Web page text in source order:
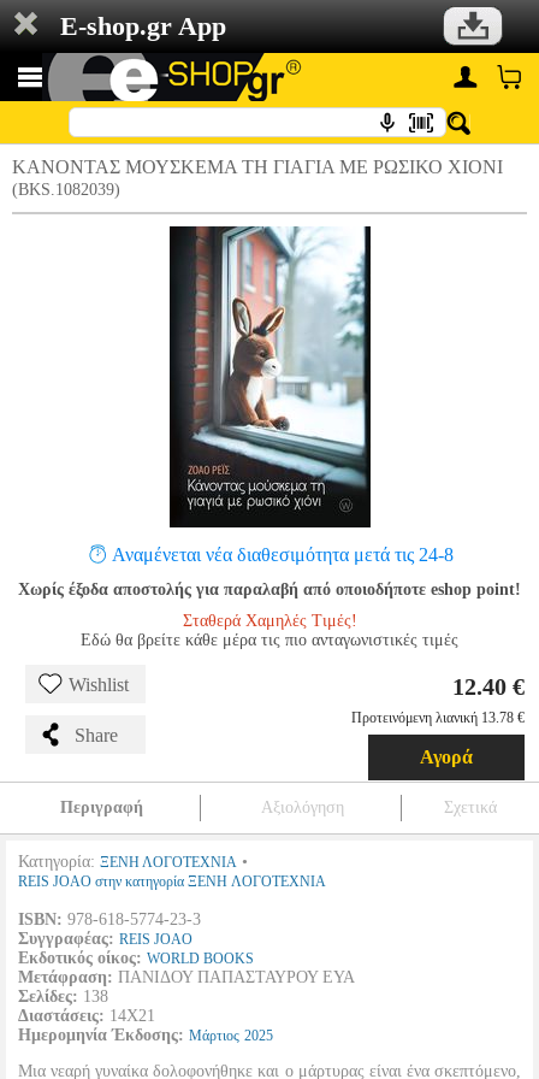
E-shop.gr App
ΚΑΝΟΝΤΑΣ ΜΟΥΣΚΕΜΑ ΤΗ ΓΙΑΓΙΑ ΜΕ ΡΩΣΙΚΟ ΧΙΟΝΙ
(BKS.1082039)
Αναμένεται νέα διαθεσιμότητα μετά τις 24-8
Χωρίς έξοδα αποστολής για παραλαβή από οποιοδήποτε eshop point!
Σταθερά Χαμηλές Τιμές!
Εδώ θα βρείτε κάθε μέρα τις πιο ανταγωνιστικές τιμές
Wishlist
Share
12.40 €
Προτεινόμενη λιανική 13.78 €
Αγορά
Περιγραφή Αξιολόγηση Σχετικά
Κατηγορία: ΞΕΝΗ ΛΟΓΟΤΕΧΝΙΑ •
REIS JOAO στην κατηγορία ΞΕΝΗ ΛΟΓΟΤΕΧΝΙΑ
ISBN: 978-618-5774-23-3
Συγγραφέας: REIS JOAO
Εκδοτικός οίκος: WORLD BOOKS
Μετάφραση: ΠΑΝΙΔΟΥ ΠΑΠΑΣΤΑΥΡΟΥ ΕΥΑ
Σελίδες: 138
Διαστάσεις: 14X21
Ημερομηνία Έκδοσης: Μάρτιος 2025
Μια νεαρή γυναίκα δολοφονήθηκε και ο μάρτυρας είναι ένα σκεπτόμενο,